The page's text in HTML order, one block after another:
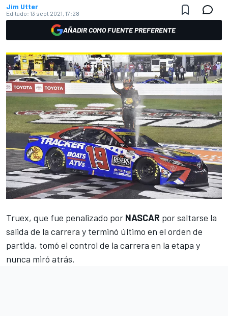
Jim Utter
Editado: 13 sept 2021, 17:28
AÑADIR COMO FUENTE PREFERENTE
Truex, que fue penalizado por NASCAR por saltarse la
salida de la carrera y terminó último en el orden de
partida, tomó el control de la carrera en la etapa y
nunca miró atrás.